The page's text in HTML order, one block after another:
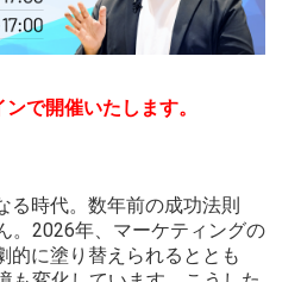
で開催いたします。
る時代。数年前の成功法則
。2026年、マーケティングの
的に塗り替えられるととも